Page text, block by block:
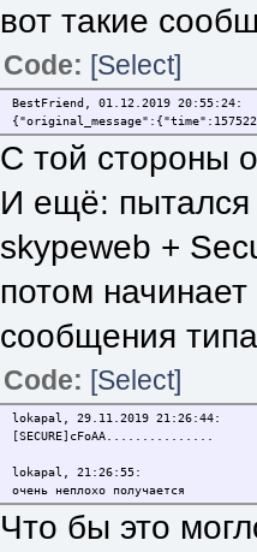
вот такие
Code: [Select]
BestFriend, 01.12.2019 20:55:24:
С той стороны
И ещё: пытался
skypeweb +
потом
сообщения
Code: [Select]
lokapal, 29.11.2019 21:26:44:
[SECURE]cFoAA...............
lokapal, 21:26:55:
очень неплохо получается
Что бы это